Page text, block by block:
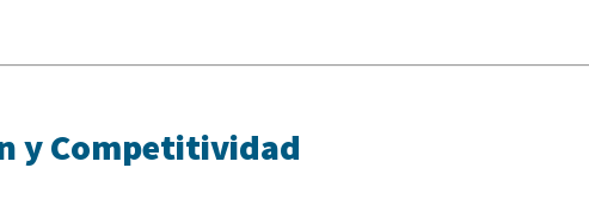
y Competitividad